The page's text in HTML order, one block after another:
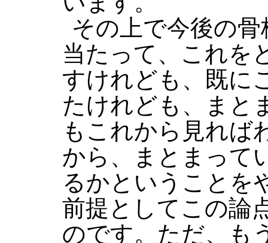
その上で今後の
当たって、これを
すけれども、既に
たけれども、まと
もこれから見れば
から、まとまって
るかということを
前提としてこの論
のです。ただ、も